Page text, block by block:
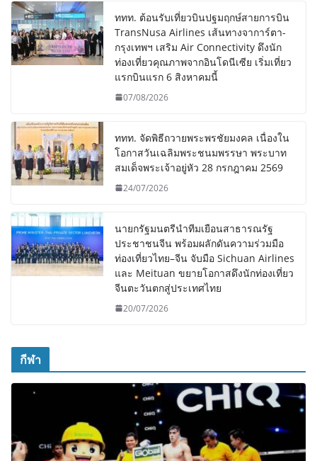
ททท. ต้อนรับเที่ยวบินปฐมฤกษ์สายการบิน
TransNusa Airlines เส้นทางจาการ์ตา-
กรุงเทพฯ เสริม Air Connectivity ดึงนัก
ท่องเที่ยวคุณภาพจากอินโดนีเซีย เริ่มเที่ยว
แรกบินแรก 6 สิงหาคมนี้
07/08/2026
ททท. จัดพิธีถวายพระพรชัยมงคล เนื่องใน
โอกาสวันเฉลิมพระชนมพรรษา พระบาท
สมเด็จพระเจ้าอยู่หัว 28 กรกฎาคม 2569
24/07/2026
นายกรัฐมนตรีนำทีมเยือนสาธารณรัฐ
ประชาชนจีน พร้อมผลักดันความร่วมมือ
ท่องเที่ยวไทย–จีน จับมือ Sichuan Airlines
และ Meituan ขยายโอกาสดึงนักท่องเที่ยว
จีนตะวันตกสู่ประเทศไทย
20/07/2026
กีฬา